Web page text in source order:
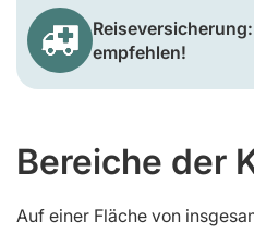
empfehlen!
Bereiche der
Auf einer Fläche von